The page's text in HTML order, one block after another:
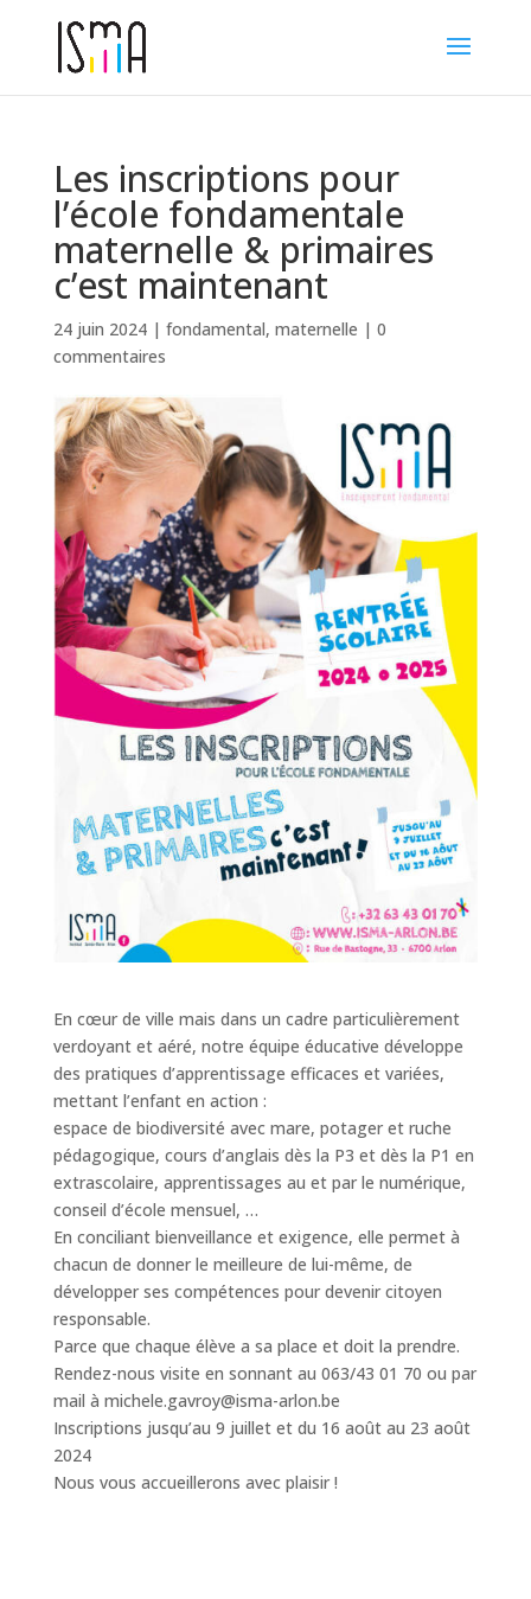
Les inscriptions pour
l’école fondamentale
maternelle & primaires
c’est maintenant
24 juin 2024| fondamental, maternelle | 0
commentaires
En cœur de ville mais dans un cadre particulièrement
verdoyant et aéré, notre équipe éducative développe
des pratiques d’apprentissage efficaces et variées,
mettant l’enfant en action :
espace de biodiversité avec mare, potager et ruche
pédagogique, cours d’anglais dès la P3 et dès la P1 en
extrascolaire, apprentissages au et par le numérique,
conseil d’école mensuel, …
En conciliant bienveillance et exigence, elle permet à
chacun de donner le meilleure de lui-même, de
développer ses compétences pour devenir citoyen
responsable.
Parce que chaque élève a sa place et doit la prendre.
Rendez-nous visite en sonnant au 063/43 01 70 ou par
mail à michele.gavroy@isma-arlon.be
Inscriptions jusqu’au 9 juillet et du 16 août au 23 août
2024
Nous vous accueillerons avec plaisir !